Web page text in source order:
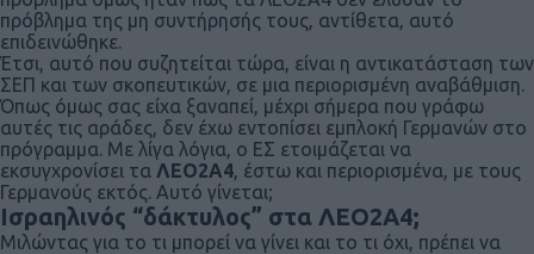
πρόβλημα της μη συντήρησής τους, αντίθετα, αυτό
επιδεινώθηκε.
Έτσι, αυτό που συζητείται τώρα, είναι η αντικατάσταση των
ΣΕΠ και των σκοπευτικών, σε μια περιορισμένη αναβάθμιση.
Όπως όμως σας είχα ξαναπεί, μέχρι σήμερα που γράφω
αυτές τις αράδες, δεν έχω εντοπίσει εμπλοκή Γερμανών στο
πρόγραμμα. Με λίγα λόγια, ο ΕΣ ετοιμάζεται να
εκσυγχρονίσει τα ΛΕΟ2Α4, έστω και περιορισμένα, με τους
Γερμανούς εκτός. Αυτό γίνεται;
Ισραηλινός “δάκτυλος” στα ΛΕΟ2Α4;
Μιλώντας για το τι μπορεί να γίνει και το τι όχι, πρέπει να